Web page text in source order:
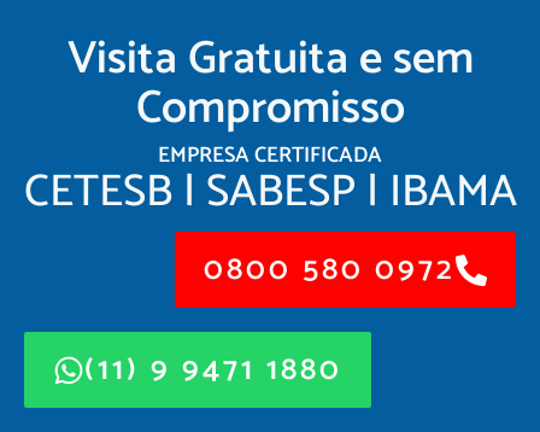
Visita Gratuita e sem
Compromisso
EMPRESA CERTIFICADA
CETESB | SABESP | IBAMA
0800 580 0972
(11) 9 9471 1880